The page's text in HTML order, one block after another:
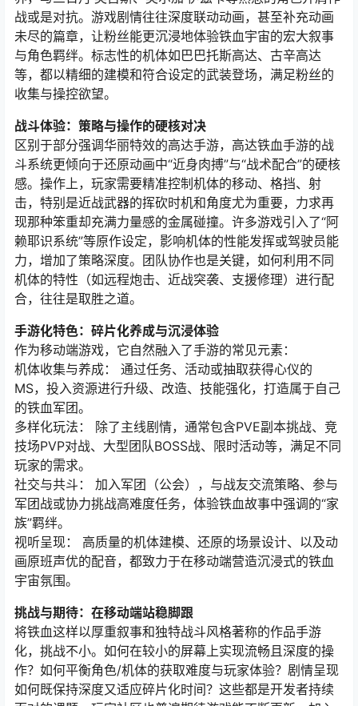
战或是对抗。游戏剧情往往深度联动动画，甚至补充动画
未尽的篇章，让粉丝能更沉浸地体验铁血宇宙的宏大叙事
与角色羁绊。标志性的机体如巴巴托斯高达、古辛高达
等，都以精细的建模和符合设定的武装登场，满足粉丝的
收集与操控欲望。
战斗体验：策略与操作的硬核对决
区别于部分强调华丽特效的高达手游，高达铁血手游的战
斗系统更倾向于还原动画中“近身肉搏”与“战术配合”的硬核
感。操作上，玩家需要精准控制机体的移动、格挡、射
击，特别是近战武器的挥砍时机和角度尤为重要，力求再
现那种笨重却充满力量感的金属碰撞。许多游戏引入了“阿
赖耶识系统”等原作设定，影响机体的性能发挥或驾驶员能
力，增加了策略深度。团队协作也是关键，如何利用不同
机体的特性（如远程炮击、近战突袭、支援修理）进行配
合，往往是取胜之道。
手游化特色：碎片化养成与沉浸体验
作为移动端游戏，它自然融入了手游的常见元素：
机体收集与养成： 通过任务、活动或抽取获得心仪的
MS，投入资源进行升级、改造、技能强化，打造属于自己
的铁血军团。
多样化玩法： 除了主线剧情，通常包含PVE副本挑战、竞
技场PVP对战、大型团队BOSS战、限时活动等，满足不同
玩家的需求。
社交与共斗： 加入军团（公会），与战友交流策略、参与
军团战或协力挑战高难度任务，体验铁血故事中强调的“家
族”羁绊。
视听呈现： 高质量的机体建模、还原的场景设计、以及动
画原班声优的配音，都致力于在移动端营造沉浸式的铁血
宇宙氛围。
挑战与期待：在移动端站稳脚跟
将铁血这样以厚重叙事和独特战斗风格著称的作品手游
化，挑战不小。如何在较小的屏幕上实现流畅且深度的操
作？如何平衡角色/机体的获取难度与玩家体验？剧情呈现
如何既保持深度又适应碎片化时间？这些都是开发者持续